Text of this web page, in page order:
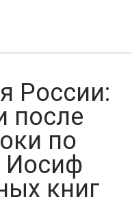
России:
после
по
Иосиф
книг